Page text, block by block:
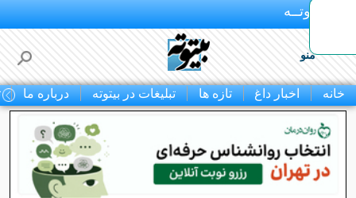
بـیتوتــه
منو
خانه اخبار داغ تازه ها تبلیغات در بیتوته درباره ما